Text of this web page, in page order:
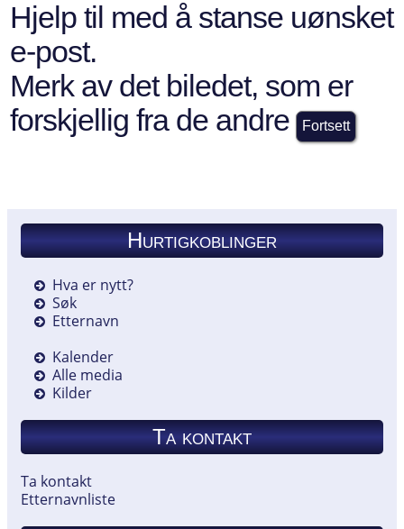
Hjelp til med å stanse uønsket
e-post.
Merk av det biledet, som er
forskjellig fra de andre
Hurtigkoblinger
Hva er nytt?
Søk
Etternavn
Kalender
Alle media
Kilder
Ta kontakt
Ta kontakt
Etternavnliste